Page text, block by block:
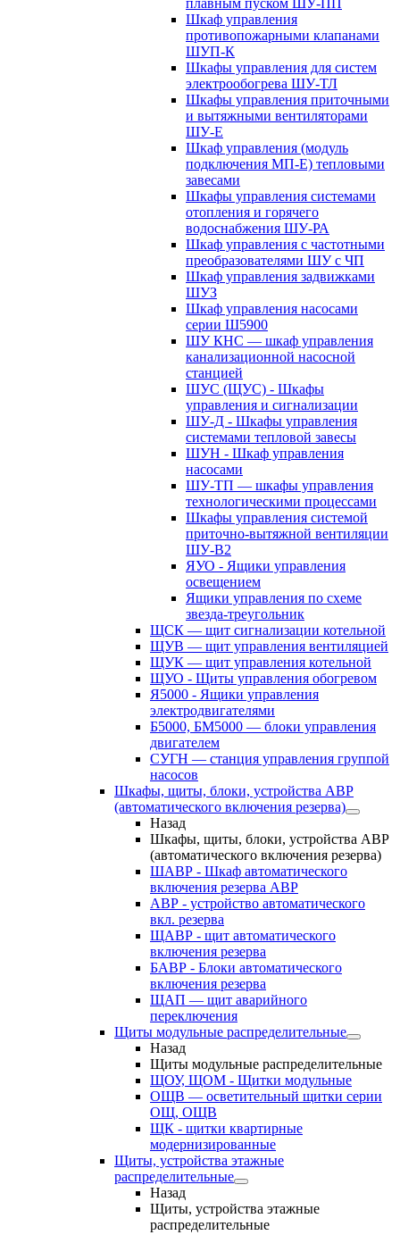
плавным пуском ШУ-ПП
Шкаф управления
противопожарными клапанами
ШУП-К
Шкафы управления для систем
электрообогрева ШУ-ТЛ
Шкафы управления приточными
и вытяжными вентиляторами
ШУ-Е
Шкаф управления (модуль
подключения МП-Е) тепловыми
завесами
Шкафы управления системами
отопления и горячего
водоснабжения ШУ-РА
Шкаф управления с частотными
преобразователями ШУ с ЧП
Шкаф управления задвижками
ШУЗ
Шкаф управления насосами
серии Ш5900
ШУ КНС — шкаф управления
канализационной насосной
станцией
ШУС (ЩУС) - Шкафы
управления и сигнализации
ШУ-Д - Шкафы управления
системами тепловой завесы
ШУН - Шкаф управления
насосами
ШУ-ТП — шкафы управления
технологическими процессами
Шкафы управления системой
приточно-вытяжной вентиляции
ШУ-В2
ЯУО - Ящики управления
освещением
Ящики управления по схеме
звезда-треугольник
ЩСК — щит сигнализации котельной
ЩУВ — щит управления вентиляцией
ЩУК — щит управления котельной
ЩУО - Щиты управления обогревом
Я5000 - Ящики управления
электродвигателями
Б5000, БМ5000 — блоки управления
двигателем
СУГН — станция управления группой
насосов
Шкафы, щиты, блоки, устройства АВР
(автоматического включения резерва)
Назад
Шкафы, щиты, блоки, устройства АВР
(автоматического включения резерва)
ШАВР - Шкаф автоматического
включения резерва АВР
АВР - устройство автоматического
вкл. резерва
ЩАВР - щит автоматического
включения резерва
БАВР - Блоки автоматического
включения резерва
ЩАП — щит аварийного
переключения
Щиты модульные распределительные
Назад
Щиты модульные распределительные
ЩОУ, ЩОМ - Щитки модульные
ОЩВ — осветительный щитки серии
ОЩ, ОЩВ
ЩК - щитки квартирные
модернизированные
Щиты, устройства этажные
распределительные
Назад
Щиты, устройства этажные
распределительные